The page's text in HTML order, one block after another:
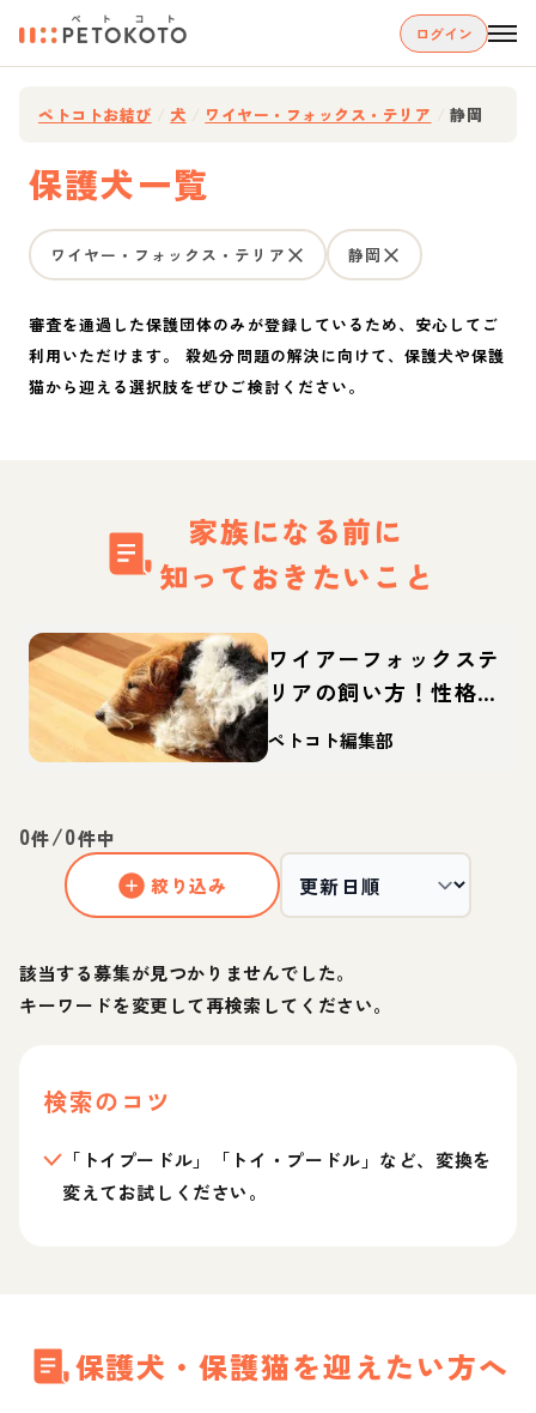
ログイン
ペトコトお結び 犬 ワイヤー・フォックス・テリア 静岡
保護犬一覧
ワイヤー・フォックス・テリア 静岡
審査を通過した保護団体のみが登録しているため、安心してご
利用いただけます。 殺処分問題の解決に向けて、保護犬や保護
猫から迎える選択肢をぜひご検討ください。
家族になる前に
知っておきたいこと
ワイアーフォックステ
リアの飼い方！性格や
寿命、しつけなどを解
ペトコト編集部
0件/0件中
絞り込み
該当する募集が見つかりませんでした。
キーワードを変更して再検索してください。
検索のコツ
「トイプードル」「トイ・プードル」など、変換を
変えてお試しください。
保護犬・保護猫を迎えたい方へ